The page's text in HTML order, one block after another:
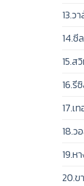
13.ว
14.ซี
15.ส
16.รี
17.เ
18.ว
19.ห
20.ข